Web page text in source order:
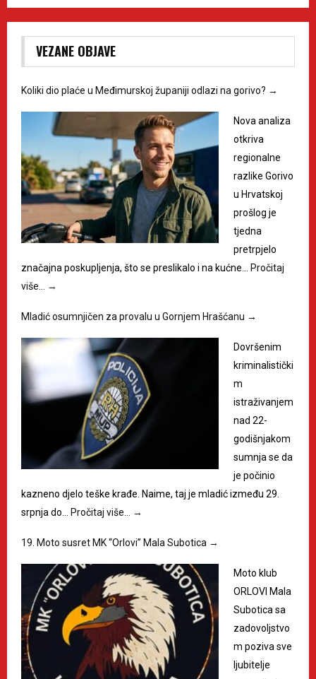
VEZANE OBJAVE
Koliki dio plaće u Međimurskoj županiji odlazi na gorivo? →
Nova analiza
otkriva
regionalne
razlike Gorivo
u Hrvatskoj
prošlog je
tjedna
pretrpjelo
značajna poskupljenja, što se preslikalo i na kućne…
Pročitaj
više…
→
Mladić osumnjičen za provalu u Gornjem Hrašćanu →
Dovršenim
kriminalistički
m
istraživanjem
nad 22-
godišnjakom
sumnja se da
je počinio
kazneno djelo teške krađe. Naime, taj je mladić između 29.
srpnja do…
Pročitaj više… →
19. Moto susret MK “Orlovi” Mala Subotica →
Moto klub
ORLOVI Mala
Subotica sa
zadovoljstvo
m poziva sve
ljubitelje